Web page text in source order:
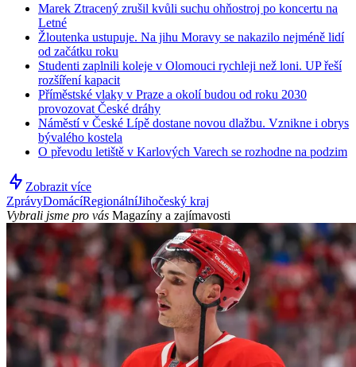
Marek Ztracený zrušil kvůli suchu ohňostroj po koncertu na
Letné
Žloutenka ustupuje. Na jihu Moravy se nakazilo nejméně lidí
od začátku roku
Studenti zaplnili koleje v Olomouci rychleji než loni. UP řeší
rozšíření kapacit
Příměstské vlaky v Praze a okolí budou od roku 2030
provozovat České dráhy
Náměstí v České Lípě dostane novou dlažbu. Vznikne i obrys
bývalého kostela
O převodu letiště v Karlových Varech se rozhodne na podzim
Zobrazit více
ZprávyDomácíRegionálníJihočeský kraj
Vybrali jsme pro vás Magazíny a zajímavosti